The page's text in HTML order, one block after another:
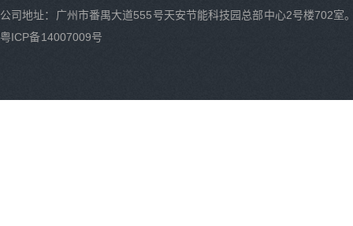
公司地址：广州市番禺大道555号天安节能科技园总部中心2号楼702室
粤ICP备14007009号